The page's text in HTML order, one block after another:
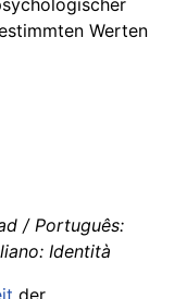
Werten
/ Português:
Identità
der